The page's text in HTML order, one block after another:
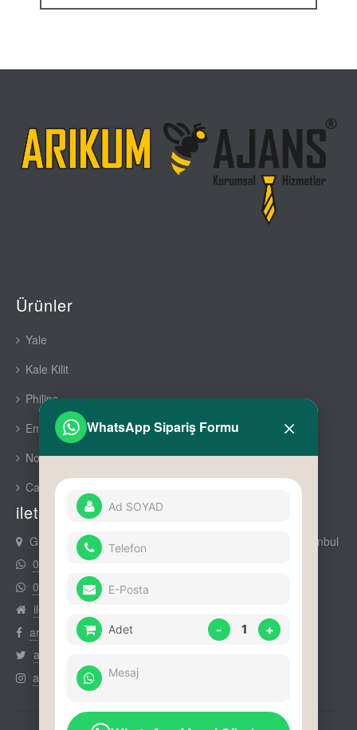
Ürünler
Yale
Kale Kilit
Philips
Emaks Prime
Nowa Premium
Cam Aksesuarları
iletişim
Gürsel Mah Nurtaç Cad No : 90 Daire : 11 Kağıthane İstanbul
0212 294 52 14
0535 352 50 14
iletişim
arikumajans
arikumajans
arikumajans
WhatsApp Sipariş Formu ×
Adet - 1 +